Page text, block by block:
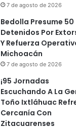
7 de agosto de 2026
Bedolla Presume 50
Detenidos Por
Y Refuerza
Michoacán
7 de agosto de 2026
¡95 Jornadas
Escuchando A La
Toño Ixtláhuac
Cercanía Con
Zitacuarenses